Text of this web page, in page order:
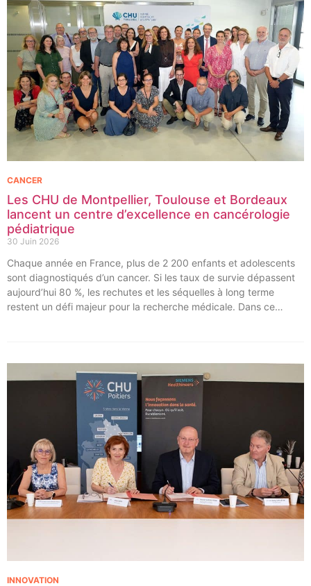
Les CHU de Montpellier, Toulouse et Bordeaux
lancent un centre d’excellence en cancérologie
pédiatrique
30 Juin 2026
CANCER
Chaque année en France, plus de 2 200 enfants et adolescents
sont diagnostiqués d’un cancer. Si les taux de survie dépassent
aujourd’hui 80 %, les rechutes et les séquelles à long terme
restent un défi majeur pour la recherche médicale. Dans ce
cancers pédiatriques.
INNOVATION